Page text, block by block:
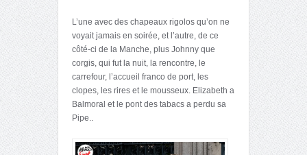
L’une avec des chapeaux rigolos qu’on ne
voyait jamais en soirée, et l’autre, de ce
côté-ci de la Manche, plus Johnny que
corgis, qui fut la nuit, la rencontre, le
carrefour, l’accueil franco de port, les
clopes, les rires et le mousseux. Elizabeth a
Balmoral et le pont des tabacs a perdu sa
Pipe..